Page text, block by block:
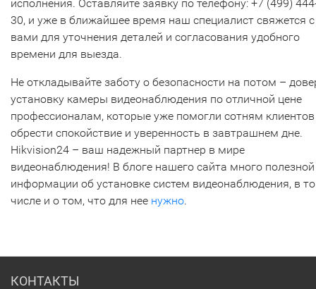
исполнения. Оставляйте заявку по телефону: +7 (499)
30, и уже в ближайшее время наш специалист свяжется с
вами для уточнения деталей и согласования удобного
времени для выезда.
Не откладывайте заботу о безопасности на потом –
установку камеры видеонаблюдения по отличной цене
профессионалам, которые уже помогли сотням клиентов
обрести спокойствие и уверенность в завтрашнем дне.
Hikvision24 – ваш надежный партнер в мире
видеонаблюдения! В блоге нашего сайта много полезной
информации об установке систем видеонаблюдения, в
числе и о том, что для нее нужно.
КОНТАКТЫ